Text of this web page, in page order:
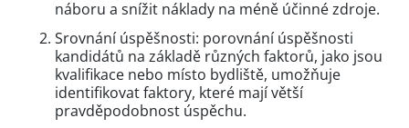
náboru a snížit náklady na méně účinné zdroje.
Srovnání úspěšnosti: porovnání úspěšnosti
kandidátů na základě různých faktorů, jako jsou
kvalifikace nebo místo bydliště, umožňuje
identifikovat faktory, které mají větší
pravděpodobnost úspěchu.